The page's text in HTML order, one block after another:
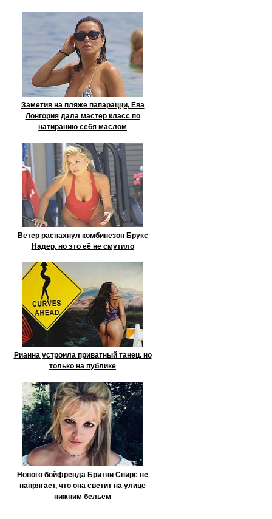
Заметив на пляже папарацци, Ева
Лонгория дала мастер класс по
натиранию себя маслом
Ветер распахнул комбинезон Брукс
Надер, но это её не смутило
Рианна устроила приватный танец, но
только на публике
Нового бойфренда Бритни Спирс не
напрягает, что она светит на улице
нижним бельем